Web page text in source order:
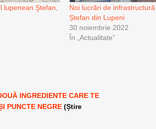
lupenean Ştefan,
Noi lucrări de
Ștefan din Lupeni
30 noiembrie 2022
În „Actualitate”
INGREDIENTE CARE TE
PUNCTE NEGRE (Știre